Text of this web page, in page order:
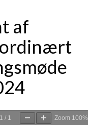
af
1 / 1 Zoom 100%